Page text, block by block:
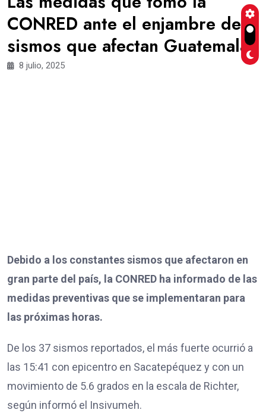
CONRED ante el enjambre de
sismos que afectan Guatemala
8 julio, 2025
Debido a los constantes sismos que afectaron en
gran parte del país, la CONRED ha informado de las
medidas preventivas que se implementaran para
las próximas horas.
De los 37 sismos reportados, el más fuerte ocurrió a
las 15:41 con epicentro en Sacatepéquez y con un
movimiento de 5.6 grados en la escala de Richter,
según informó el Insivumeh.